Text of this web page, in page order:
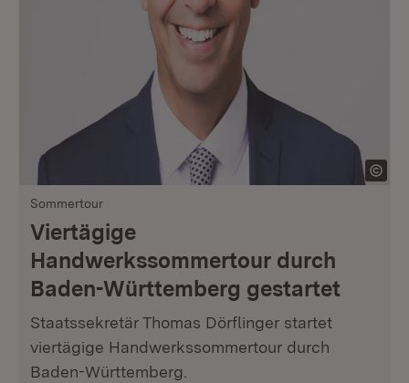
Sommertour
Viertägige
Handwerkssommertour durch
Baden-Württemberg gestartet
Staatssekretär Thomas Dörflinger startet
viertägige Handwerkssommertour durch
Baden-Württemberg.